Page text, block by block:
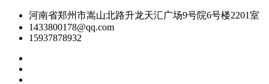
河南省郑州市嵩山北路升龙天汇广场9号院6号楼2201室
1433800178@qq.com
15937878932